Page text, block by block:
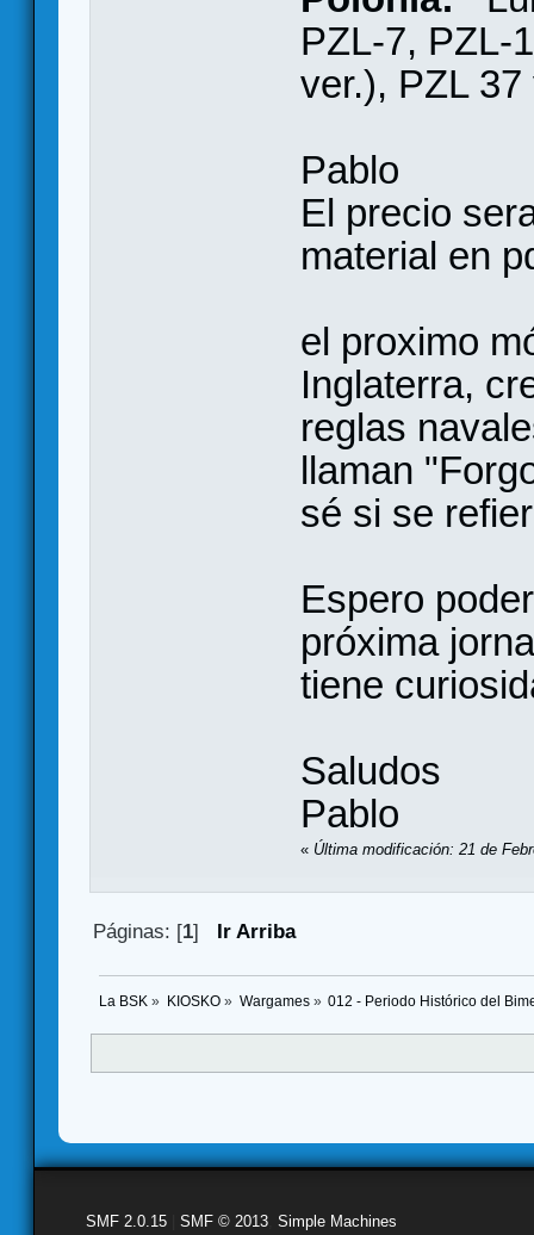
PZL-7, PZL-
ver.), PZL
Pablo
El precio
material en
el proximo
Inglaterra,
reglas
llaman
sé si se
Espero
próxima
tiene
Saludos
Pablo
« Última modificación: 21 de
Páginas: [1] Ir Arriba
La BSK » KIOSKO» Wargames» 012 - Periodo Histórico del
SMF 2.0.15 SMF © 2013 Simple Machines